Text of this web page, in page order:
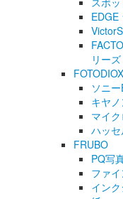
EDGE
リーズ
ソニ
キヤ
マイ
ハッ
FRUBO
PQ写
ファ
イン